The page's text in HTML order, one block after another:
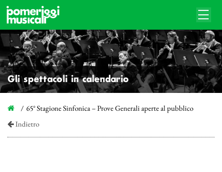
Gli spettacoli in calendario
65° Stagione Sinfonica – Prove Generali aperte al pubblico
Indietro